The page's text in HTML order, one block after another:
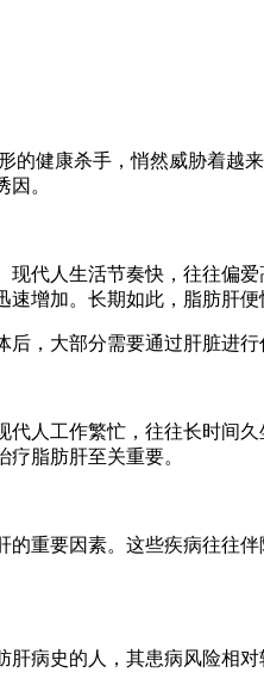
的健康杀手，悄然威胁着
。
代人生活节奏快，往往偏
增加。长期如此，脂肪肝便
，大部分需要通过肝脏进
人工作繁忙，往往长时间
脂肪肝至关重要。
重要因素。这些疾病往往
病史的人，其患病风险相